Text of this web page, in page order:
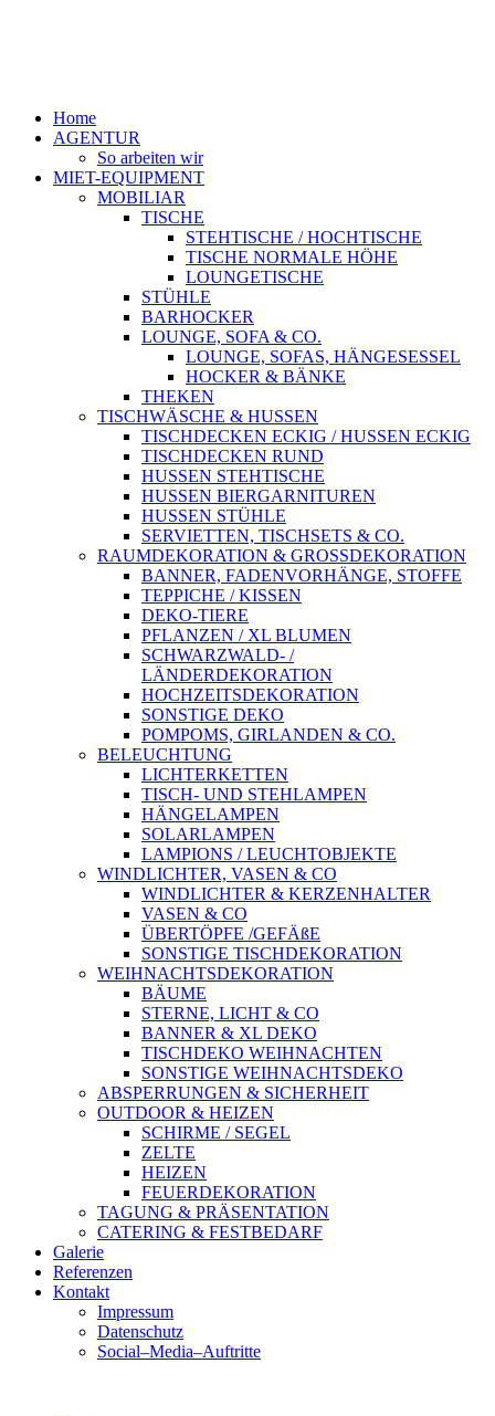
Home
AGENTUR
So arbeiten wir
MIET-EQUIPMENT
MOBILIAR
TISCHE
STEHTISCHE / HOCHTISCHE
TISCHE NORMALE HÖHE
LOUNGETISCHE
STÜHLE
BARHOCKER
LOUNGE, SOFA & CO.
LOUNGE, SOFAS, HÄNGESESSEL
HOCKER & BÄNKE
THEKEN
TISCHWÄSCHE & HUSSEN
TISCHDECKEN ECKIG / HUSSEN ECKIG
TISCHDECKEN RUND
HUSSEN STEHTISCHE
HUSSEN BIERGARNITUREN
HUSSEN STÜHLE
SERVIETTEN, TISCHSETS & CO.
RAUMDEKORATION & GROSSDEKORATION
BANNER, FADENVORHÄNGE, STOFFE
TEPPICHE / KISSEN
DEKO-TIERE
PFLANZEN / XL BLUMEN
SCHWARZWALD- /
LÄNDERDEKORATION
HOCHZEITSDEKORATION
SONSTIGE DEKO
POMPOMS, GIRLANDEN & CO.
BELEUCHTUNG
LICHTERKETTEN
TISCH- UND STEHLAMPEN
HÄNGELAMPEN
SOLARLAMPEN
LAMPIONS / LEUCHTOBJEKTE
WINDLICHTER, VASEN & CO
WINDLICHTER & KERZENHALTER
VASEN & CO
ÜBERTÖPFE /GEFÄßE
SONSTIGE TISCHDEKORATION
WEIHNACHTSDEKORATION
BÄUME
STERNE, LICHT & CO
BANNER & XL DEKO
TISCHDEKO WEIHNACHTEN
SONSTIGE WEIHNACHTSDEKO
ABSPERRUNGEN & SICHERHEIT
OUTDOOR & HEIZEN
SCHIRME / SEGEL
ZELTE
HEIZEN
FEUERDEKORATION
TAGUNG & PRÄSENTATION
CATERING & FESTBEDARF
Galerie
Referenzen
Kontakt
Impressum
Datenschutz
Social–Media–Auftritte